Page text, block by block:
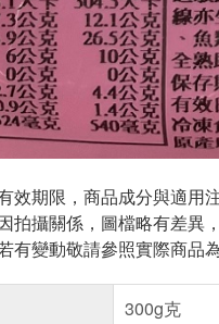
效期限，商品成分與適用
拍攝關係，圖檔略有差異
有變動敬請參照實際商品
300g克